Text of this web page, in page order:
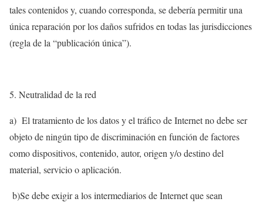
tales contenidos y, cuando corresponda, se debería permitir una
única reparación por los daños sufridos en todas las jurisdicciones
(regla de la “publicación única”).
Neutralidad de la red
a) El tratamiento de los datos y el tráfico de Internet no debe ser
objeto de ningún tipo de discriminación en función de factores
como dispositivos, contenido, autor, origen y/o destino del
material, servicio o aplicación.
b)Se debe exigir a los intermediarios de Internet que sean